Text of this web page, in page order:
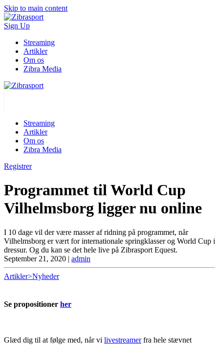
Skip to main content
Sign Up
Streaming
Artikler
Om os
Zibra Media
Streaming
Artikler
Om os
Zibra Media
Registrer
Programmet til World Cup
Vilhelmsborg ligger nu online
I 10 dage vil der være masser af ridning på programmet, når
Vilhelmsborg er vært for internationale springklasser og World Cup i
dressur. Og du kan se det hele live på Zibrasport Equest.
September 21, 2020 | admin
Artikler>Nyheder
Se propositioner her
Glæd dig til at følge med, når vi livestreamerfra hele stævnet